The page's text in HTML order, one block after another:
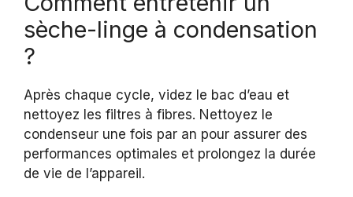
sèche-linge à condensation
?
Après chaque cycle, videz le bac d’eau et
nettoyez les filtres à fibres. Nettoyez le
condenseur une fois par an pour assurer des
performances optimales et prolongez la durée
de vie de l’appareil.